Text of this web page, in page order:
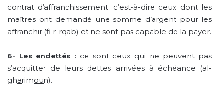
contrat d’affranchissement, c’est-à-dire ceux dont les
maîtres ont demandé une somme d’argent pour les
affranchir (fi r-rqab) et ne sont pas capable de la payer.
6- Les endettés : ce sont ceux qui ne peuvent pas
s’acquitter de leurs dettes arrivées à échéance (al-
gharimoun).